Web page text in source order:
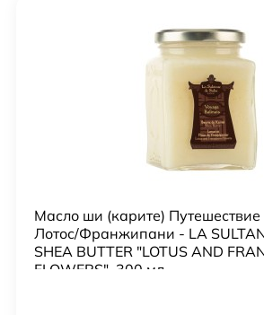
Масло ши (карите)
Лотос/Франжипани - LA
SHEA BUTTER "LOTUS AND
FLOWERS", 300 мл